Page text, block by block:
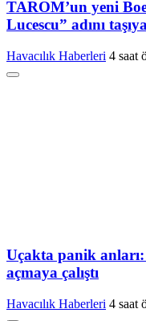
TAROM’un yeni
Lucescu” adını
Havacılık Haberleri 4 saat
Uçakta panik anları:
açmaya çalıştı
Havacılık Haberleri 4 saat